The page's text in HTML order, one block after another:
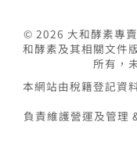
© 2026 大和酵素專
和酵素及其相關文件
所有，
本網站由稅籍登記資
負責維護營運及管